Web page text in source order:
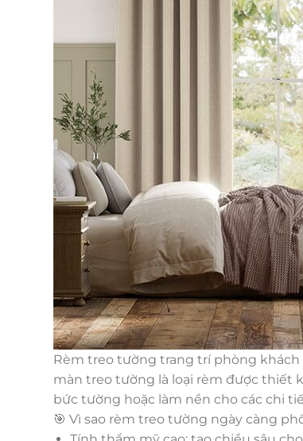
Rèm treo tường trang trí phòng khách
màn treo tường là loại rèm được thiết
bức tường hoặc làm nền cho các chi
🎯 Vì sao rèm treo tường ngày càng